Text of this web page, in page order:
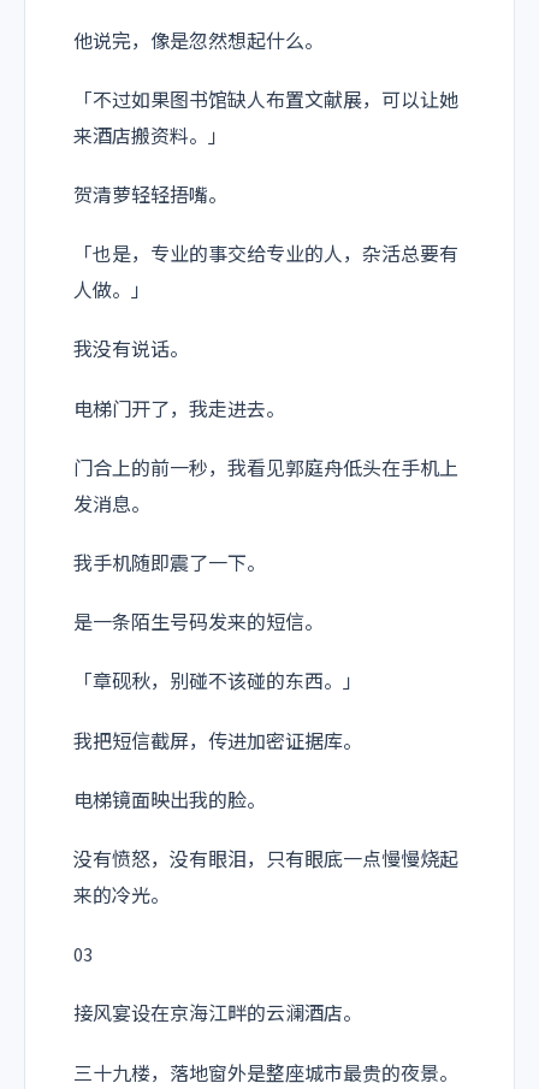
他说完，像是忽然想起什么。
「不过如果图书馆缺人布置文献展，可以让她
来酒店搬资料。」
贺清萝轻轻捂嘴。
「也是，专业的事交给专业的人，杂活总要有
人做。」
我没有说话。
电梯门开了，我走进去。
门合上的前一秒，我看见郭庭舟低头在手机上
发消息。
我手机随即震了一下。
是一条陌生号码发来的短信。
「章砚秋，别碰不该碰的东西。」
我把短信截屏，传进加密证据库。
电梯镜面映出我的脸。
没有愤怒，没有眼泪，只有眼底一点慢慢烧起
来的冷光。
03
接风宴设在京海江畔的云澜酒店。
三十九楼，落地窗外是整座城市最贵的夜景。